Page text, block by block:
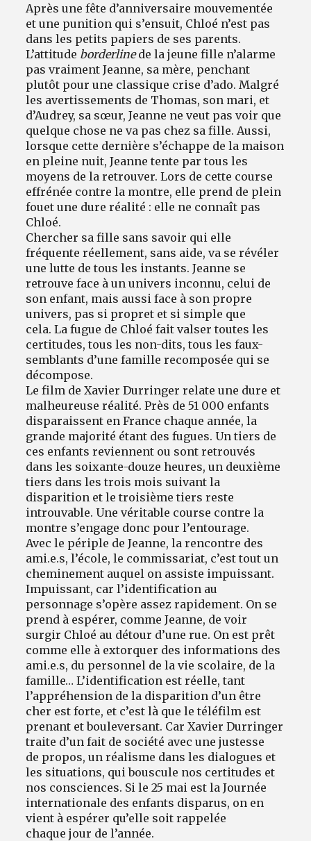
Après une fête d’anniversaire mouvementée
et une punition qui s’ensuit, Chloé n’est pas
dans les petits papiers de ses parents.
L’attitude borderlinede la jeune fille n’alarme
pas vraiment Jeanne, sa mère, penchant
plutôt pour une classique crise d’ado. Malgré
les avertissements de Thomas, son mari, et
d’Audrey, sa sœur, Jeanne ne veut pas voir que
quelque chose ne va pas chez sa fille. Aussi,
lorsque cette dernière s’échappe de la maison
en pleine nuit, Jeanne tente par tous les
moyens de la retrouver. Lors de cette course
effrénée contre la montre, elle prend de plein
fouet une dure réalité : elle ne connaît pas
Chloé.
Chercher sa fille sans savoir qui elle
fréquente réellement, sans aide, va se révéler
une lutte de tous les instants. Jeanne se
retrouve face à un univers inconnu, celui de
son enfant, mais aussi face à son propre
univers, pas si propret et si simple que
cela. La fugue de Chloé fait valser toutes les
certitudes, tous les non-dits, tous les faux-
semblants d’une famille recomposée qui se
décompose.
Le film de Xavier Durringer relate une dure et
malheureuse réalité. Près de 51 000 enfants
disparaissent en France chaque année, la
grande majorité étant des fugues. Un tiers de
ces enfants reviennent ou sont retrouvés
dans les soixante-douze heures, un deuxième
tiers dans les trois mois suivant la
disparition et le troisième tiers reste
introuvable. Une véritable course contre la
montre s’engage donc pour l’entourage.
Avec le périple de Jeanne, la rencontre des
ami.e.s, l’école, le commissariat, c’est tout un
cheminement auquel on assiste impuissant.
Impuissant, car l’identification au
personnage s’opère assez rapidement. On se
prend à espérer, comme Jeanne, de voir
surgir Chloé au détour d’une rue. On est prêt
comme elle à extorquer des informations des
ami.e.s, du personnel de la vie scolaire, de la
famille… L’identification est réelle, tant
l’appréhension de la disparition d’un être
cher est forte, et c’est là que le téléfilm est
prenant et bouleversant. Car Xavier Durringer
traite d’un fait de société avec une justesse
de propos, un réalisme dans les dialogues et
les situations, qui bouscule nos certitudes et
nos consciences. Si le 25 mai est la Journée
internationale des enfants disparus, on en
vient à espérer qu’elle soit rappelée
chaque jour de l’année.